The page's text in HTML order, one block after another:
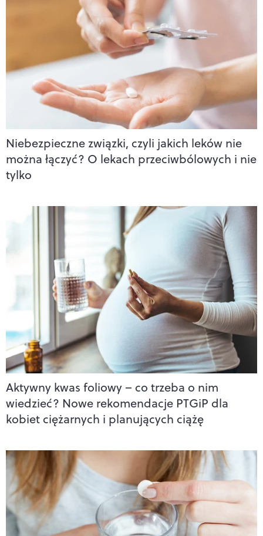
Niebezpieczne związki, czyli jakich leków nie
można łączyć? O lekach przeciwbólowych i nie
tylko
Aktywny kwas foliowy – co trzeba o nim
wiedzieć? Nowe rekomendacje PTGiP dla
kobiet ciężarnych i planujących ciążę